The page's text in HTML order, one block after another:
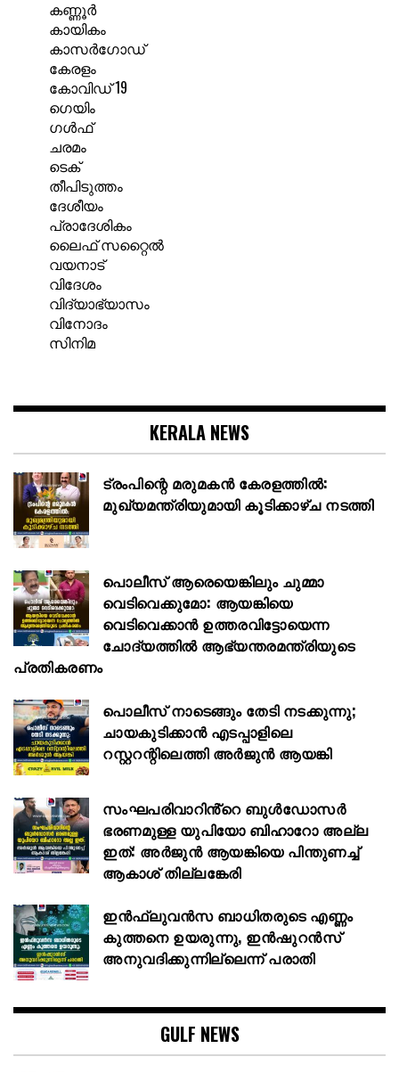
കണ്ണൂർ
കായികം
കാസർഗോഡ്
കേരളം
കോവിഡ് 19
ഗെയിം
ഗൾഫ്
ചരമം
ടെക്
തീപിടുത്തം
ദേശീയം
പ്രാദേശികം
ലൈഫ് സറ്റൈൽ
വയനാട്
വിദേശം
വിദ്യാഭ്യാസം
വിനോദം
സിനിമ
KERALA NEWS
ട്രംപിന്റെ മരുമകൻ കേരളത്തിൽ:
മുഖ്യമന്ത്രിയുമായി കൂടിക്കാഴ്ച നടത്തി
പൊലീസ് ആരെയെങ്കിലും ചുമ്മാ
വെടിവെക്കുമോ: ആയങ്കിയെ
വെടിവെക്കാൻ ഉത്തരവിട്ടോയെന്ന
ചോദ്യത്തിൽ ആഭ്യന്തരമന്ത്രിയുടെ
പ്രതികരണം
പൊലീസ് നാടെങ്ങും തേടി നടക്കുന്നു;
ചായകുടിക്കാൻ എടപ്പാളിലെ
റസ്റ്ററന്റിലെത്തി അർജുൻ ആയങ്കി
സംഘപരിവാറിൻ്റെ ബുള്‍ഡോസര്‍
ഭരണമുള്ള യുപിയോ ബിഹാറോ അല്ല
ഇത്: അര്‍ജുന്‍ ആയങ്കിയെ പിന്തുണച്ച്
ആകാശ് തില്ലങ്കേരി
ഇൻഫ്ലുവൻസ ബാധിതരുടെ എണ്ണം
കുത്തനെ ഉയരുന്നു, ഇൻഷുറൻസ്
അനുവദിക്കുന്നില്ലെന്ന് പരാതി
GULF NEWS